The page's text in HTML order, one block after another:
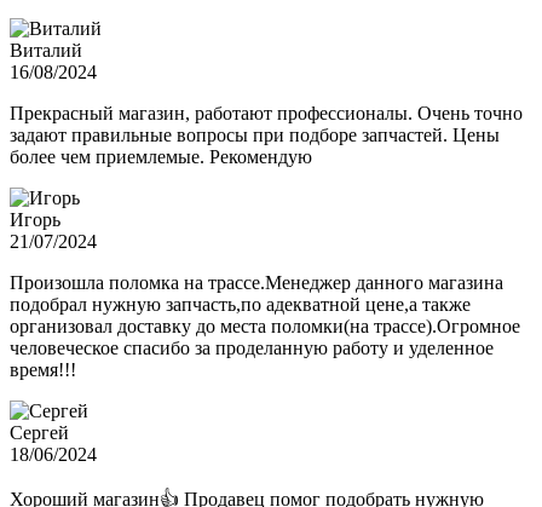
Виталий
16/08/2024
Прекрасный магазин, работают профессионалы. Очень точно
задают правильные вопросы при подборе запчастей. Цены
более чем приемлемые. Рекомендую
Игорь
21/07/2024
Произошла поломка на трассе.Менеджер данного магазина
подобрал нужную запчасть,по адекватной цене,а также
организовал доставку до места поломки(на трассе).Огромное
человеческое спасибо за проделанную работу и уделенное
время!!!
Сергей
18/06/2024
Хороший магазин👍 Продавец помог подобрать нужную